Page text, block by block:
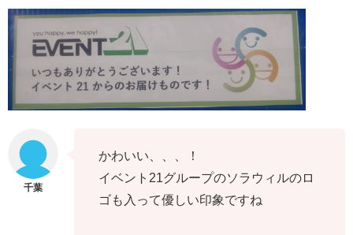
かわいい、、、！
イベント21グループのソラウィルのロ
ゴも入って優しい印象ですね